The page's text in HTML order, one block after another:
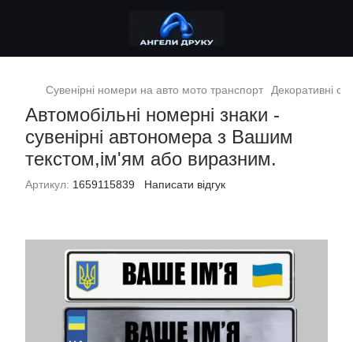
Сувенірні номери на авто мото транспорт Декоративні
Автомобільні номерні знаки -
сувенірні автономера з Вашим
текстом,ім'ям або виразним.
Артикул: 1659115839 Написати відгук